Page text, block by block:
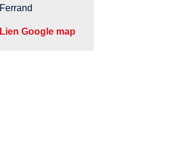
Ferrand
Lien Google map